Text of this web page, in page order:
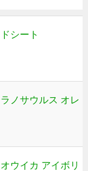
シート
ノサウルス オレ
ウイカ アイボリ